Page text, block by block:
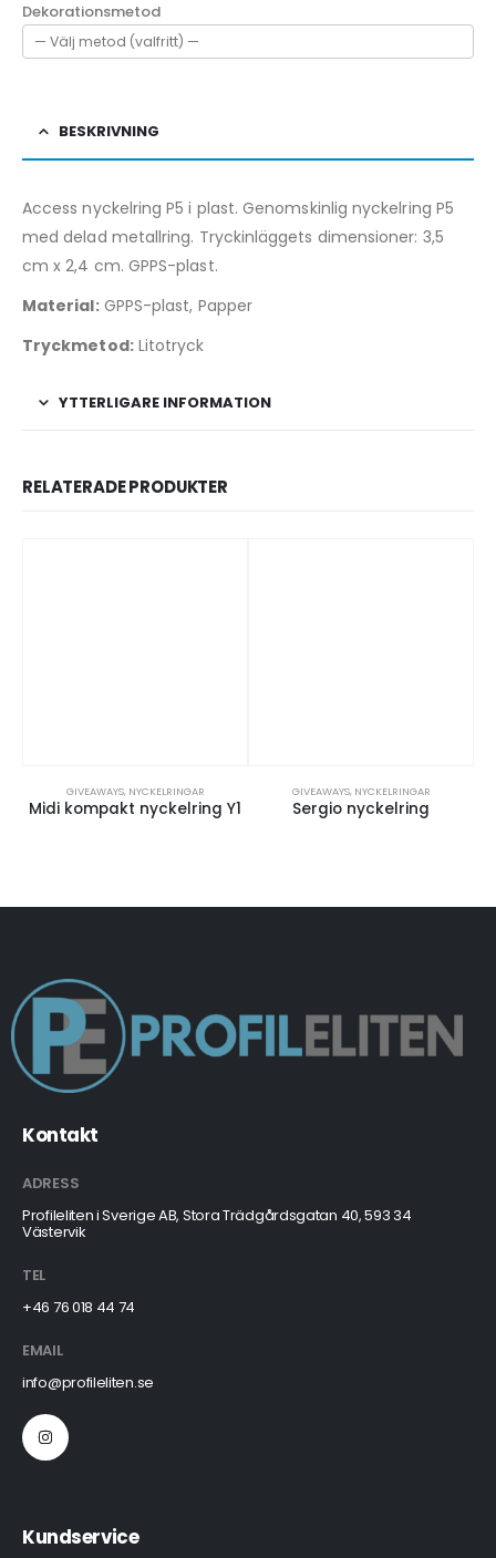
Dekorationsmetod
BESKRIVNING
Access nyckelring P5 i plast. Genomskinlig nyckelring P5
med delad metallring. Tryckinläggets dimensioner: 3,5
cm x 2,4 cm. GPPS-plast.
Material:GPPS-plast, Papper
Tryckmetod:Litotryck
YTTERLIGARE INFORMATION
RELATERADE PRODUKTER
GIVEAWAYS, NYCKELRINGAR
Midi kompakt nyckelring Y1
GIVEAWAYS, NYCKELRINGAR
Sergio nyckelring
Kontakt
ADRESS
Profileliten i Sverige AB, Stora Trädgårdsgatan 40, 593 34
Västervik
TEL
+46 76 018 44 74
EMAIL
info@profileliten.se
Kundservice